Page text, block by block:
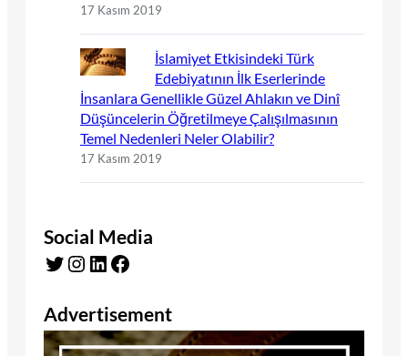
17 Kasım 2019
İslamiyet Etkisindeki Türk
Edebiyatının İlk Eserlerinde
İnsanlara Genellikle Güzel Ahlakın ve Dinî
Düşüncelerin Öğretilmeye Çalışılmasının
Temel Nedenleri Neler Olabilir?
17 Kasım 2019
Social Media
Twitter Instagram LinkedIn Facebook
Advertisement